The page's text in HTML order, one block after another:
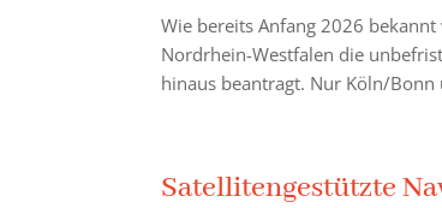
Wie bereits Anfang 2026
Nordrhein-Westfalen die
hinaus beantragt. Nur Köln/
Satellitengestützte